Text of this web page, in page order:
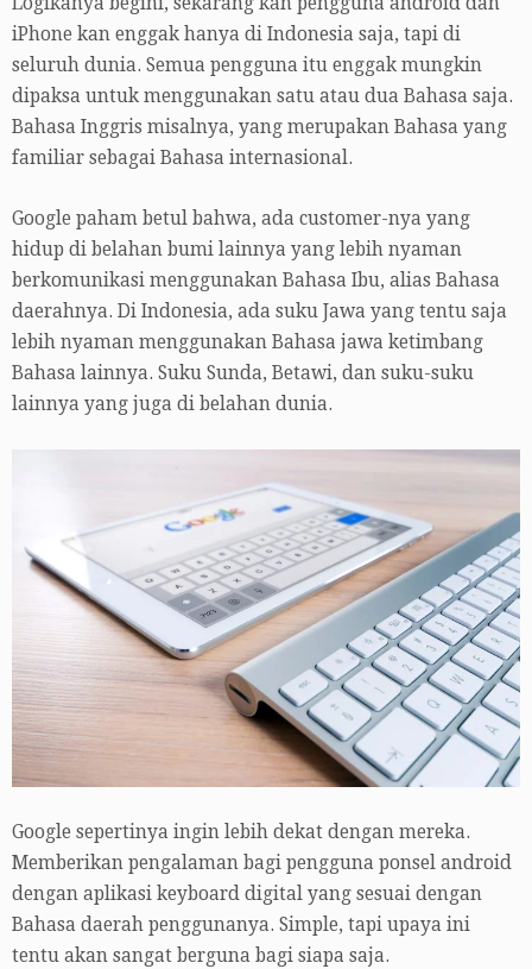
iPhone kan enggak hanya di Indonesia saja, tapi di
seluruh dunia. Semua pengguna itu enggak mungkin
dipaksa untuk menggunakan satu atau dua Bahasa saja.
Bahasa Inggris misalnya, yang merupakan Bahasa yang
familiar sebagai Bahasa internasional.
Google paham betul bahwa, ada customer-nya yang
hidup di belahan bumi lainnya yang lebih nyaman
berkomunikasi menggunakan Bahasa Ibu, alias Bahasa
daerahnya. Di Indonesia, ada suku Jawa yang tentu saja
lebih nyaman menggunakan Bahasa jawa ketimbang
Bahasa lainnya. Suku Sunda, Betawi, dan suku-suku
lainnya yang juga di belahan dunia.
Google sepertinya ingin lebih dekat dengan mereka.
Memberikan pengalaman bagi pengguna ponsel android
dengan aplikasi keyboard digital yang sesuai dengan
Bahasa daerah penggunanya. Simple, tapi upaya ini
tentu akan sangat berguna bagi siapa saja.